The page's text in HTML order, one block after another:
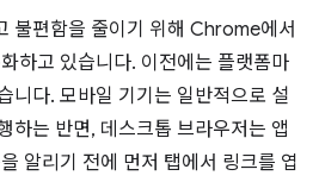
불편함을 줄이기 위해 Chrome에서
하고 있습니다. 이전에는 플랫폼마
니다. 모바일 기기는 일반적으로 설
하는 반면, 데스크톱 브라우저는 앱
알리기 전에 먼저 탭에서 링크를 엽